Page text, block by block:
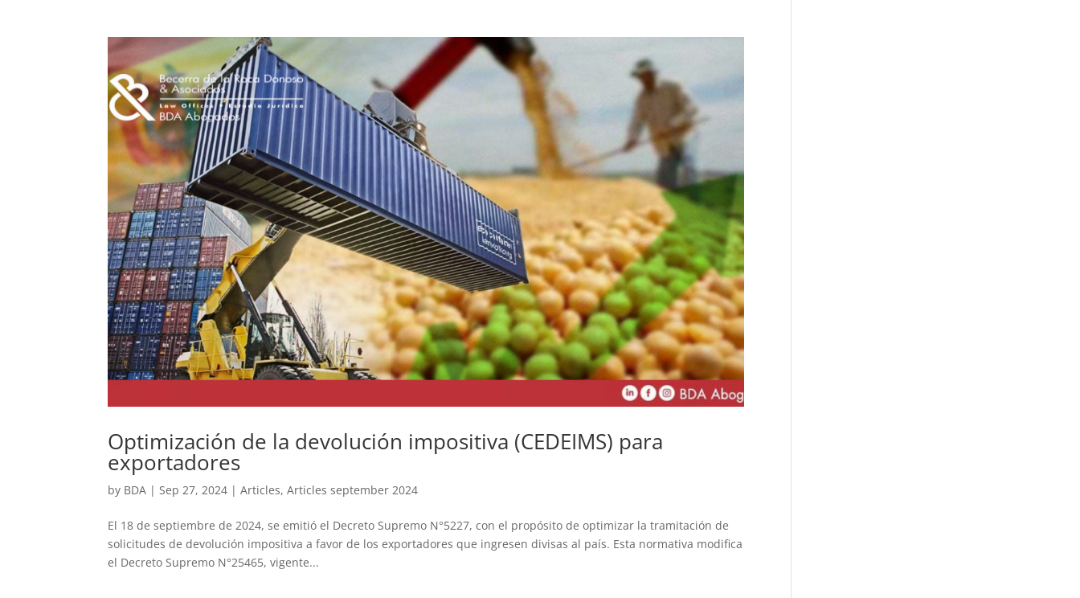
Optimización de la devolución impositiva (CEDEIMS) para
exportadores
by BDA |Sep 27, 2024 |Articles,Articles september 2024
El 18 de septiembre de 2024, se emitió el Decreto Supremo N°5227, con el propósito de optimizar la tramitación de
solicitudes de devolución impositiva a favor de los exportadores que ingresen divisas al país. Esta normativa modifica
el Decreto Supremo N°25465, vigente...